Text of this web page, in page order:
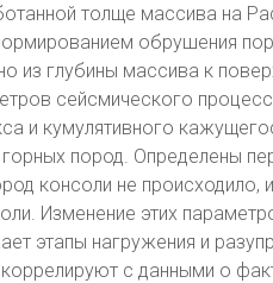
толще массива на
обрушения
из глубины массива к
сейсмического
и кумулятивного
пород. Определены
консоли не происходило,
Изменение этих
этапы нагружения и
с данными о